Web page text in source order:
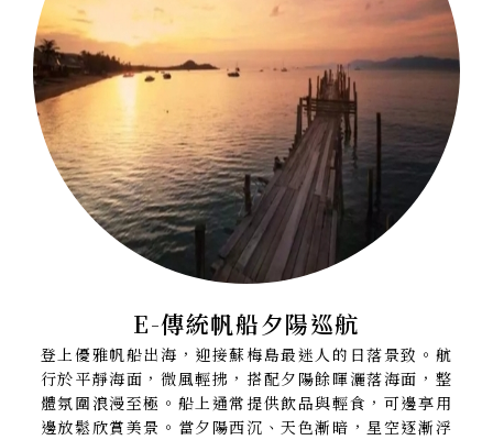
E-傳統帆船夕陽巡航
登上優雅帆船出海，迎接蘇梅島最迷人的日落景致。航
行於平靜海面，微風輕拂，搭配夕陽餘暉灑落海面，整
體氛圍浪漫至極。船上通常提供飲品與輕食，可邊享用
邊放鬆欣賞美景。當夕陽西沉、天色漸暗，星空逐漸浮